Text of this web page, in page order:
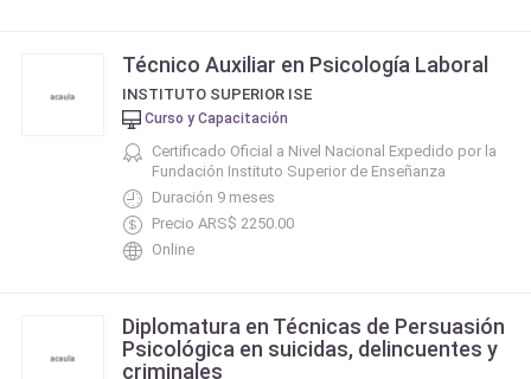
Técnico Auxiliar en Psicología Laboral
INSTITUTO SUPERIOR ISE
Curso y Capacitación
Certificado Oficial a Nivel Nacional Expedido por la
Fundación Instituto Superior de Enseñanza
Duración 9 meses
Precio ARS$ 2250.00
Online
Diplomatura en Técnicas de Persuasión
Psicológica en suicidas, delincuentes y
criminales